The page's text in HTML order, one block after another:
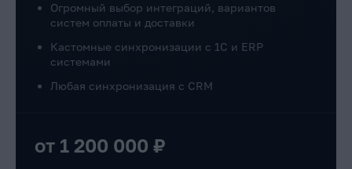
Огромный выбор интеграций, вариантов
систем оплаты и доставки
Кастомные синхронизации с 1С и ERP
системами
Любая синхронизация с CRM
от 1 200 000 ₽